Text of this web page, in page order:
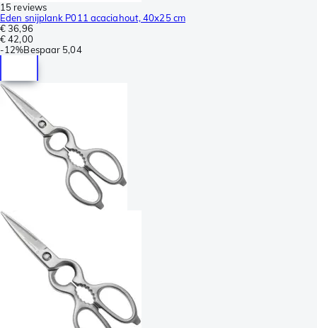
15 reviews
Eden snijplank P011 acaciahout, 40x25 cm
€ 36,96
€ 42,00
-12%Bespaar 5,04